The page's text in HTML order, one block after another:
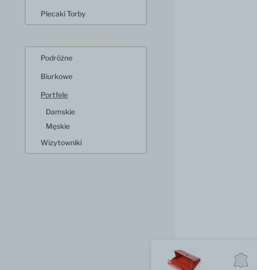
Plecaki Torby
Podróżne
Biurkowe
Portfele
Damskie
Męskie
Wizytowniki